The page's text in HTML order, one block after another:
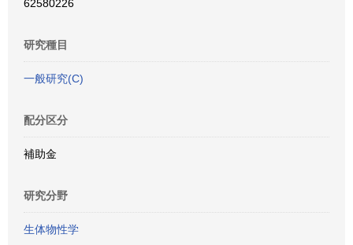
62580226
研究種目
一般研究(C)
配分区分
補助金
研究分野
生体物性学